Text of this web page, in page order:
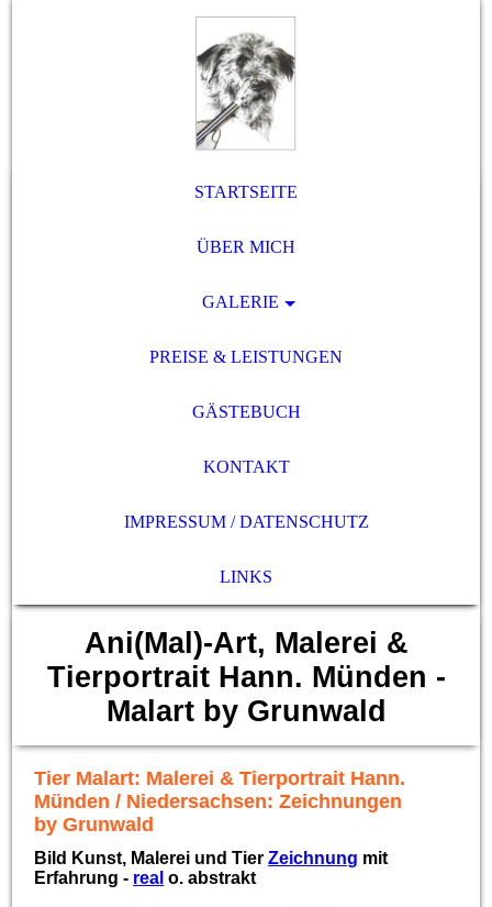
STARTSEITE
ÜBER MICH
GALERIE
PREISE & LEISTUNGEN
GÄSTEBUCH
KONTAKT
IMPRESSUM / DATENSCHUTZ
LINKS
Ani(Mal)-Art, Malerei &
Tierportrait Hann. Münden -
Malart by Grunwald
Tier Malart: Malerei & Tierportrait Hann.
Münden / Niedersachsen: Zeichnungen
by Grunwald
Bild Kunst, Malerei und TierZeichnung mit
Erfahrung - real o. abstrakt